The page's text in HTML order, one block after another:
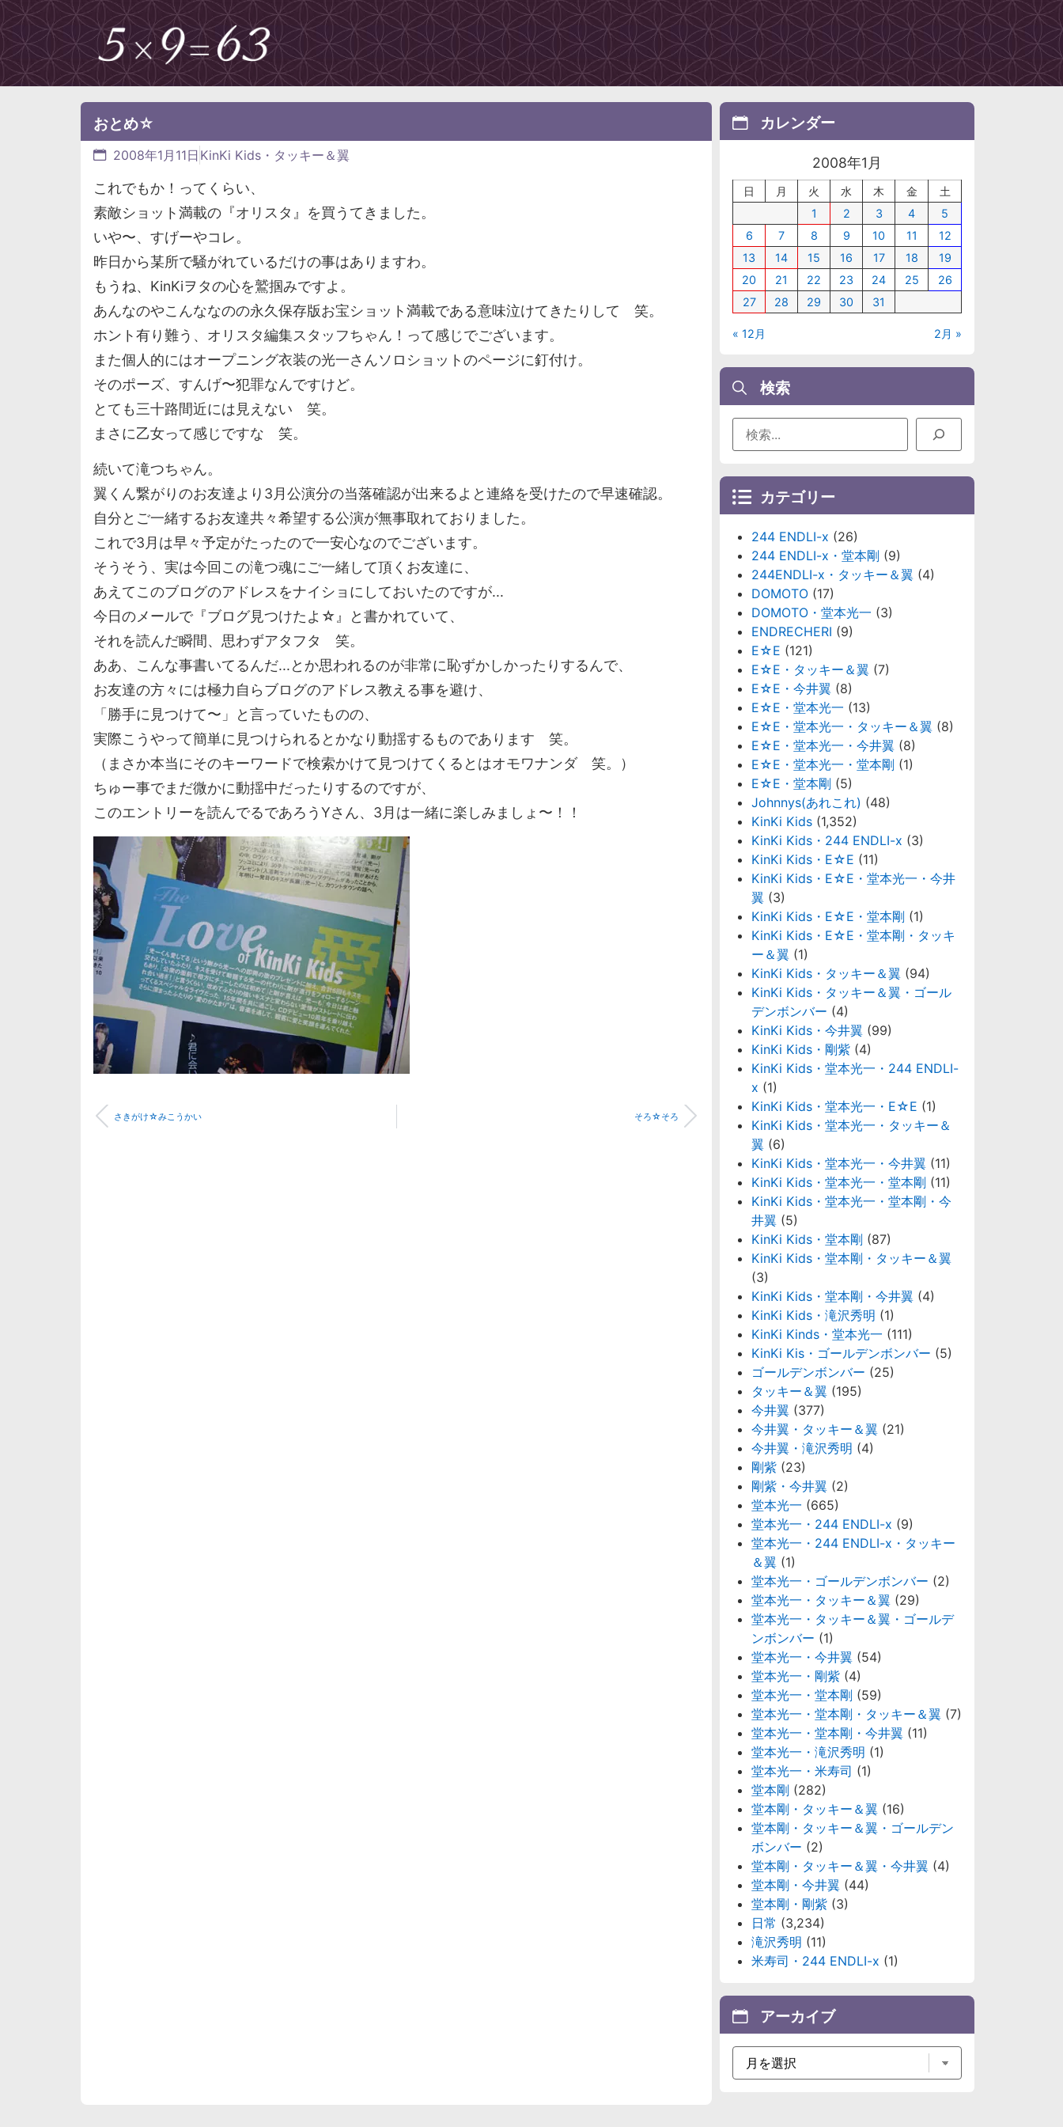
おとめ☆
2008年1月11日 KinKi Kids・タッキー＆翼
これでもか！ってくらい、
素敵ショット満載の『オリスタ』を買うてきました。
いや〜、すげーやコレ。
昨日から某所で騒がれているだけの事はありますわ。
もうね、KinKiヲタの心を鷲掴みですよ。
あんなのやこんななのの永久保存版お宝ショット満載である意味泣けてきたりして 笑。
ホント有り難う、オリスタ編集スタッフちゃん！って感じでございます。
また個人的にはオープニング衣装の光一さんソロショットのページに釘付け。
そのポーズ、すんげ〜犯罪なんですけど。
とても三十路間近には見えない 笑。
まさに乙女って感じですな 笑。
続いて滝つちゃん。
翼くん繋がりのお友達より3月公演分の当落確認が出来るよと連絡を受けたので早速確認。
自分とご一緒するお友達共々希望する公演が無事取れておりました。
これで3月は早々予定がたったので一安心なのでございます。
そうそう、実は今回この滝つ魂にご一緒して頂くお友達に、
あえてこのブログのアドレスをナイショにしておいたのですが...
今日のメールで『ブログ見つけたよ☆』と書かれていて、
それを読んだ瞬間、思わずアタフタ 笑。
ああ、こんな事書いてるんだ...とか思われるのが非常に恥ずかしかったりするんで、
お友達の方々には極力自らブログのアドレス教える事を避け、
「勝手に見つけて〜」と言っていたものの、
実際こうやって簡単に見つけられるとかなり動揺するものであります 笑。
（まさか本当にそのキーワードで検索かけて見つけてくるとはオモワナンダ 笑。）
ちゅー事でまだ微かに動揺中だったりするのですが、
このエントリーを読んでるであろうYさん、3月は一緒に楽しみましょ〜！！
さきがけ☆みこうかい そろ☆そろ
カレンダー
2008年1月
日 月 火 水 木 金
土
1
2 3 4
5
6
7 8 9 10 11
12
13
14 15 16 17 18
19
20
21 22 23 24 25
26
27
28 29 30 31
« 12月 2月 »
検索
カテゴリー
244 ENDLI-x (26)
244 ENDLI-x・堂本剛 (9)
244ENDLI-x・タッキー＆翼 (4)
DOMOTO (17)
DOMOTO・堂本光一 (3)
ENDRECHERI (9)
E☆E (121)
E☆E・タッキー＆翼 (7)
E☆E・今井翼 (8)
E☆E・堂本光一 (13)
E☆E・堂本光一・タッキー＆翼 (8)
E☆E・堂本光一・今井翼 (8)
E☆E・堂本光一・堂本剛 (1)
E☆E・堂本剛 (5)
Johnnys(あれこれ) (48)
KinKi Kids (1,352)
KinKi Kids・244 ENDLI-x (3)
KinKi Kids・E☆E (11)
KinKi Kids・E☆E・堂本光一・今井
翼 (3)
KinKi Kids・E☆E・堂本剛 (1)
KinKi Kids・E☆E・堂本剛・タッキ
ー＆翼 (1)
KinKi Kids・タッキー＆翼 (94)
KinKi Kids・タッキー＆翼・ゴール
デンボンバー (4)
KinKi Kids・今井翼 (99)
KinKi Kids・剛紫 (4)
KinKi Kids・堂本光一・244 ENDLI-
x (1)
KinKi Kids・堂本光一・E☆E (1)
KinKi Kids・堂本光一・タッキー＆
翼 (6)
KinKi Kids・堂本光一・今井翼 (11)
KinKi Kids・堂本光一・堂本剛 (11)
KinKi Kids・堂本光一・堂本剛・今
井翼 (5)
KinKi Kids・堂本剛 (87)
KinKi Kids・堂本剛・タッキー＆翼
(3)
KinKi Kids・堂本剛・今井翼 (4)
KinKi Kids・滝沢秀明 (1)
KinKi Kinds・堂本光一 (111)
KinKi Kis・ゴールデンボンバー (5)
ゴールデンボンバー (25)
タッキー＆翼 (195)
今井翼 (377)
今井翼・タッキー＆翼 (21)
今井翼・滝沢秀明 (4)
剛紫 (23)
剛紫・今井翼 (2)
堂本光一 (665)
堂本光一・244 ENDLI-x (9)
堂本光一・244 ENDLI-x・タッキー
＆翼 (1)
堂本光一・ゴールデンボンバー (2)
堂本光一・タッキー＆翼 (29)
堂本光一・タッキー＆翼・ゴールデ
ンボンバー (1)
堂本光一・今井翼 (54)
堂本光一・剛紫 (4)
堂本光一・堂本剛 (59)
堂本光一・堂本剛・タッキー＆翼 (7)
堂本光一・堂本剛・今井翼 (11)
堂本光一・滝沢秀明 (1)
堂本光一・米寿司 (1)
堂本剛 (282)
堂本剛・タッキー＆翼 (16)
堂本剛・タッキー＆翼・ゴールデン
ボンバー (2)
堂本剛・タッキー＆翼・今井翼 (4)
堂本剛・今井翼 (44)
堂本剛・剛紫 (3)
日常 (3,234)
滝沢秀明 (11)
米寿司・244 ENDLI-x (1)
アーカイブ